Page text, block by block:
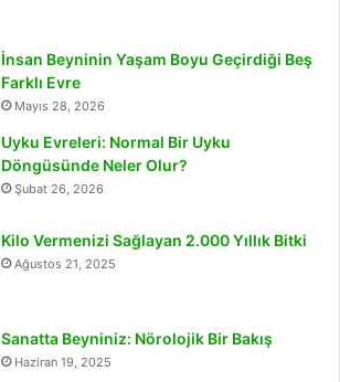
İnsan Beyninin Yaşam Boyu Geçirdiği Beş
Farklı Evre
Mayıs 28, 2026
Uyku Evreleri: Normal Bir Uyku
Döngüsünde Neler Olur?
Şubat 26, 2026
Kilo Vermenizi Sağlayan 2.000 Yıllık Bitki
Ağustos 21, 2025
Sanatta Beyniniz: Nörolojik Bir Bakış
Haziran 19, 2025